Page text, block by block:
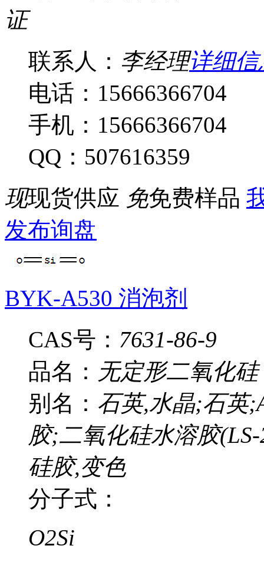
证
联系人： 李经理详细信
电话：15666366704
手机：15666366704
QQ：507616359
现现货供应 免免费样品
发布询盘
BYK-A530 消泡剂
CAS号： 7631-86-9
品名： 无定形二氧化硅
别名： 石英,水晶;石英
胶;二氧化硅水溶胶
硅胶,变色
分子式：
O2Si